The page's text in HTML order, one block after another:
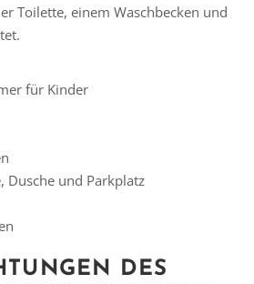
Toilette, einem Waschbecken und
für Kinder
Dusche und Parkplatz
DES